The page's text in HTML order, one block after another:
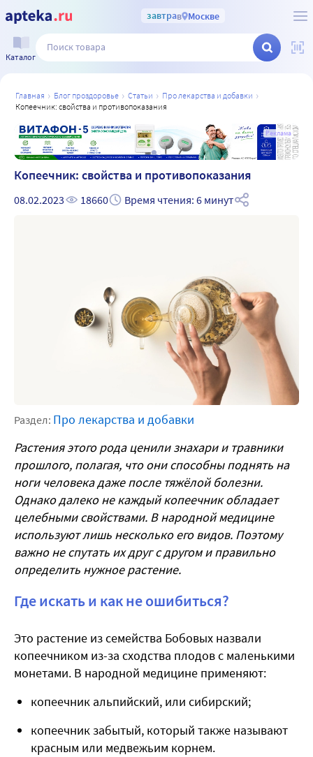
завтрав Москве
Каталог
главная блог проздоровье статьи
про лекарства и добавки
копеечник: свойства и противопоказания
Реклама
Копеечник: свойства и противопоказания
08.02.2023 18660 Время чтения: 6 минут
Раздел: Про лекарства и добавки
Растения этого рода ценили знахари и травники
прошлого, полагая, что они способны поднять на
ноги человека даже после тяжёлой болезни.
Однако далеко не каждый копеечник обладает
целебными свойствами. В народной медицине
используют лишь несколько его видов. Поэтому
важно не спутать их друг с другом и правильно
определить нужное растение.
Где искать и как не ошибиться?
Это растение из семейства Бобовых назвали
копеечником из-за сходства плодов с маленькими
монетами. В народной медицине применяют:
копеечник альпийский, или сибирский;
копеечник забытый, который также называют
красным или медвежьим корнем.